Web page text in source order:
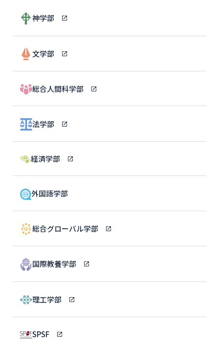
神学部
文学部
総合人間科学部
法学部
経済学部
外国語学部
総合グローバル学部
国際教養学部
理工学部
SPSF